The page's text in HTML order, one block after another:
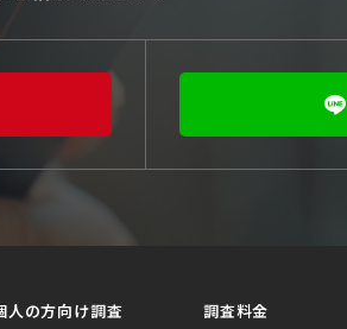
人の方向け調査 調査料金